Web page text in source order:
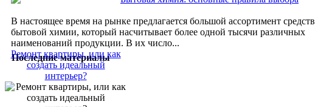
В настоящее время на рынке предлагается большой ассортимент средств
бытовой химии, который насчитывает более одной тысячи различных
наименований продукции. В их число...
Последние материалы
Ремонт квартиры, или как
создать идеальный
интерьер?